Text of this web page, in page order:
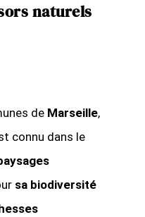
naturels
de Marseille,
connu dans le
sa biodiversité